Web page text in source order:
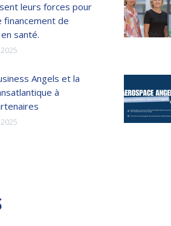
leurs forces pour
financement de
santé.
Angels et la
à